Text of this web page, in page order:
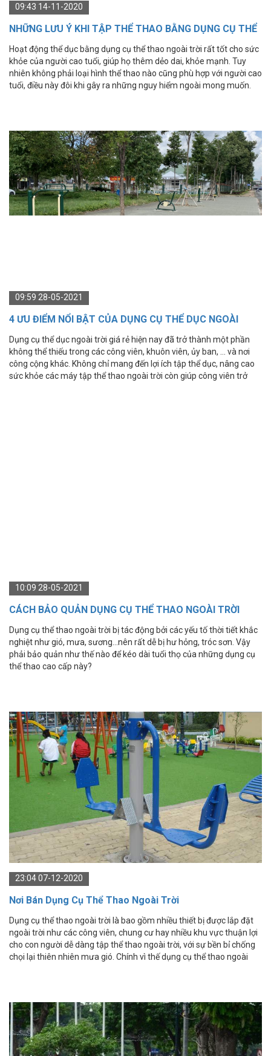
09:43 14-11-2020
NHỮNG LƯU Ý KHI TẬP THỂ THAO BẰNG DỤNG CỤ THỂ
THAO NGOÀI TRỜI ĐỐI VỚI NGƯỜI CAO TUỔI
​​​​​​​Hoạt động thể dục bằng dụng cụ thể thao ngoài trời rất tốt cho sức
khỏe của người cao tuổi, giúp họ thêm dẻo dai, khỏe mạnh. Tuy
nhiên không phải loại hình thể thao nào cũng phù hợp với người cao
tuổi, điều này đôi khi gây ra những nguy hiểm ngoài mong muốn.
09:59 28-05-2021
4 ƯU ĐIỂM NỔI BẬT CỦA DỤNG CỤ THỂ DỤC NGOÀI
TRỜI GIÁ RẺ
​​​​​​​Dụng cụ thể dục ngoài trời giá rẻ hiện nay đã trở thành một phần
không thể thiếu trong các công viên, khuôn viên, ủy ban, … và nơi
công cộng khác. Không chỉ mang đến lợi ích tập thể dục, nâng cao
sức khỏe các máy tập thể thao ngoài trời còn giúp công viên trở
10:09 28-05-2021
CÁCH BẢO QUẢN DỤNG CỤ THỂ THAO NGOÀI TRỜI
HIỆU QUẢ
Dụng cụ thể thao ngoài trời bị tác động bởi các yếu tố thời tiết khắc
nghiệt như gió, mưa, sương...nên rất dễ bị hư hỏng, tróc sơn. Vậy
phải bảo quản như thế nào để kéo dài tuổi thọ của những dụng cụ
thể thao cao cấp này?
23:04 07-12-2020
Nơi Bán Dụng Cụ Thể Thao Ngoài Trời
Dụng cụ thể thao ngoài trời là bao gồm nhiều thiết bị được lắp đặt
ngoài trời như các công viên, chung cư hay nhiều khu vực thuận lợi
cho con người dễ dàng tập thể thao ngoài trời, với sự bền bỉ chống
chọi lại thiên nhiên mưa gió. Chính vì thế dụng cụ thể thao ngoài